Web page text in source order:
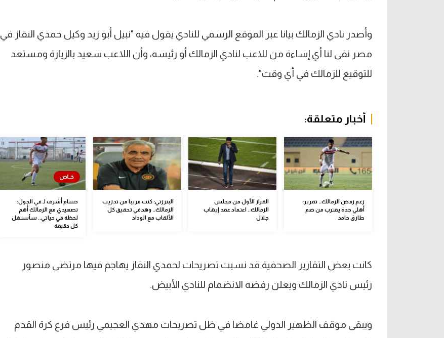
وأصدر نادي الزمالك بيانا عبر الموقع الرسمي للنادي يقول فيه "نبيل أبو زيد وكيل حمدي النقاز في
مصر نفى لنا أي إساءة من للاعب لنادي الزمالك أو رئيسه، وأن اللاعب سعيد بالزيارة ومستعد
للتوقيع للزمالك في أي وقت".
أخبار متعلقة:
رغم رفض الزمالك.. تقرير:
أهلي جدة يقترب من ضم
طارق حامد
القرار الأول من مجلس
الزمالك.. اعتماد عقد إيهاب
جلال
البنزرتي: كنت قريبا من تدريب
الزمالك.. وهدفي تحقيق كل
الألقاب مع الوداد
حسام أشرف لـ في الجول:
تصعيدي مع الزمالك أهم
لحظة في حياتي.. سأستغل
كل دقيقة
كانت بعض التقارير الصحفية قد نسبت تصريحات لحمدي النقاز يهاجم فيها مرتضى منصور
رئيس نادي الزمالك ويعلن رفضه الانضمام للنادي الأبيض.
ويبقى موقف الظهير الدولي غامضا في ظل تصريحات مهدي العجيمي رئيس فرع كرة القدم